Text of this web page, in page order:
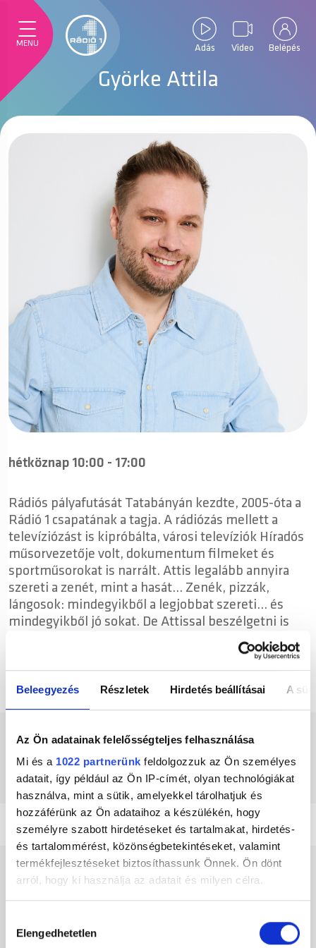
Beleegyezés Részletek Hirdetés beállításai A
Az Ön adatainak felelősségteljes felhasználása
Mi és a 1022 partnerünk feldolgozzuk az Ön személyes
adatait, így például az Ön IP-címét, olyan technológiákat
használva, mint a sütik, amelyekkel tárolhatjuk és
hozzáférünk az Ön adataihoz a készülékén, hogy
személyre szabott hirdetéseket és tartalmakat, hirdetés-
és tartalommérést, közönségbetekintéseket, valamint
termékfejlesztéseket biztosíthassunk Önnek. Ön dönt
arról, hogy ki használja az adatait és milyen célra.
Információgyűjtés az Ön földrajzi
kiválasztása
Elengedhetetlen
MENU Adás Video Belépés
Györke Attila
hétköznap 10:00 - 17:00
Rádiós pályafutását Tatabányán kezdte, 2005-óta a
Rádió 1 csapatának a tagja. A rádiózás mellett a
televíziózást is kipróbálta, városi televíziók Híradós
műsorvezetője volt, dokumentum filmeket és
sportműsorokat is narrált. Attis legalább annyira
szereti a zenét, mint a hasát… Zenék, pizzák,
lángosok: mindegyikből a legjobbat szereti… és
mindegyikből jó sokat. De Attissal beszélgetni is
Facebookon, Instagramon és Tiktokon is, és mindig
hoz egy érdekes beszédtémát.
GYÖRKE ATTILA KÖZÖSSÉGI FELÜLETEI
Hírek